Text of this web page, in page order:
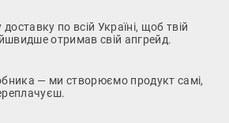
по всій Україні, щоб твій
отримав свій апгрейд.
— ми створюємо продукт самі,